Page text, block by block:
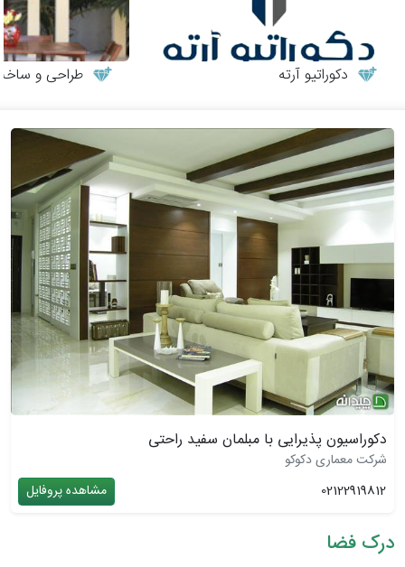
دکوراتیو آرته طراحی و ساخت
دکوراسیون پذیرایی با مبلمان سفید راحتی
شرکت معماری دکوکو
02122919812
مشاهده پروفایل
درک فضا